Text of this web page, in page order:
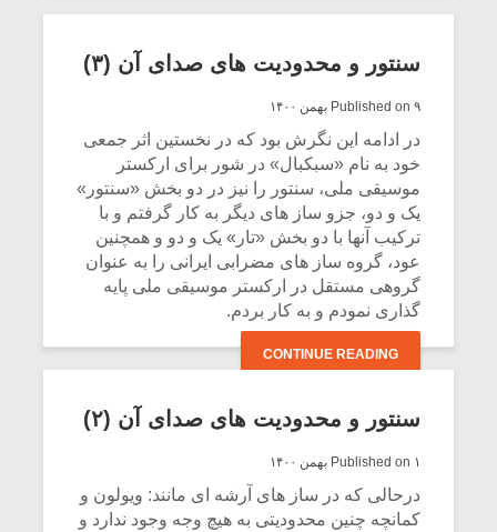
سنتور و محدودیت‌ های صدای آن (۳)
Published on ۹ بهمن ۱۴۰۰
در ادامه این نگرش بود که در نخستین اثر جمعی
خود به نام «سبکبال» در شور برای ارکستر
موسیقی ملی، سنتور را نیز در دو بخش «سنتور»
یک و دو، جزو ساز های دیگر به کار گرفتم و با
ترکیب آنها با دو بخش «تار» یک و دو و همچنین
عود، گروه ساز های مضرابی ایرانی را به عنوان
گروهی مستقل در ارکستر موسیقی ملی پایه
گذاری نمودم و به کار بردم.
CONTINUE READING
سنتور و محدودیت‌ های صدای آن (۲)
Published on ۱ بهمن ۱۴۰۰
درحالی که در ساز های آرشه ای مانند: ویولون و
کمانچه چنین محدودیتی به هیچ وجه وجود ندارد و
یادداشتی بر موسیقی